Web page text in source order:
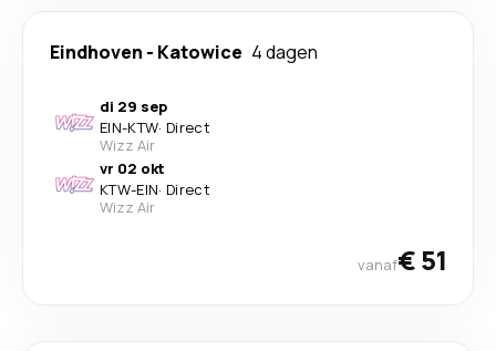
Eindhoven - Katowice 4 dagen
di 29 sep
EIN-KTW· Direct
Wizz Air
vr 02 okt
KTW-EIN· Direct
Wizz Air
vanaf€ 51